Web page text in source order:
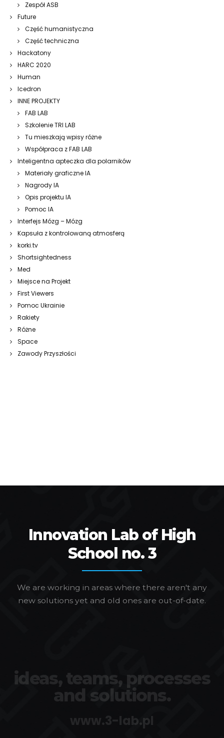
Zespół ASB
Future
Część humanistyczna
Część techniczna
Hackatony
HARC 2020
Human
Icedron
INNE PROJEKTY
FAB LAB
Szkolenie TRI LAB
Tu mieszkają wpisy różne
Współpraca z FAB LAB
Inteligentna apteczka dla polarników
Materiały graficzne IA
Nagrody IA
Opis projektu IA
Pomoc IA
Interfejs Mózg – Mózg
Kapsuła z kontrolowaną atmosferą
korki.tv
Shortsightedness
Med
Miejsce na Projekt
First Viewers
Pomoc Ukrainie
Rakiety
Różne
Space
Zawody Przyszłości
Innovation Lab of High
School no. 3
We are working in areas where there aren't any
new solutions yet and old ones are out-of-date.
ideas, teams, processes
and solutions.
www.3-lab.pl